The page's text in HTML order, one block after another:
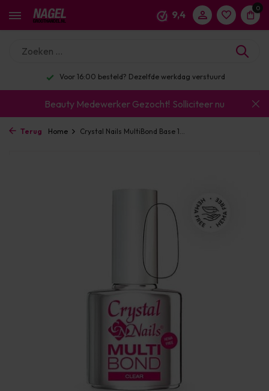
9,4
0
Voor 16:00 besteld? Dezelfde werkdag verstuurd
Beauty Medewerker Gezocht! Solliciteer nu
Terug Home Crystal Nails MultiBond Base 1...